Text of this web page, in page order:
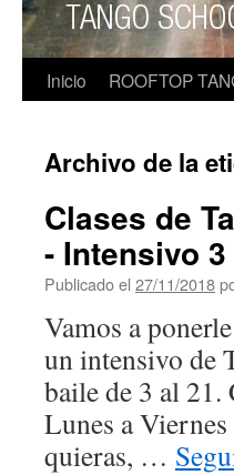
Inicio ROOFTOP
Archivo de la
Clases de
- Intensivo
Publicado el 27/11/2018
Vamos a
un intensivo de
baile de 3 al 21.
Lunes a
quieras, …